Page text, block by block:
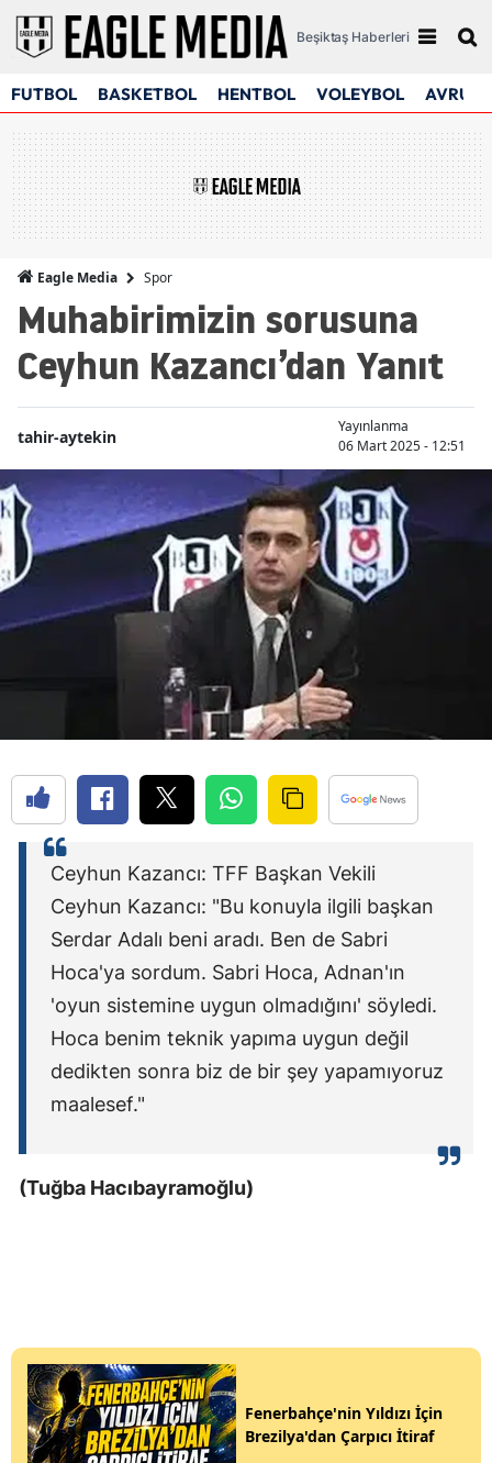
Beşiktaş Haberleri
FUTBOL BASKETBOL HENTBOL VOLEYBOL
Eagle Media Spor
Muhabirimizin sorusuna
Ceyhun Kazancı’dan Yanıt
tahir-aytekin
Yayınlanma
06 Mart 2025 - 12:51
Ceyhun Kazancı: TFF Başkan Vekili
Ceyhun Kazancı: "Bu konuyla ilgili başkan
Serdar Adalı beni aradı. Ben de Sabri
Hoca'ya sordum. Sabri Hoca, Adnan'ın
'oyun sistemine uygun olmadığını' söyledi.
Hoca benim teknik yapıma uygun değil
dedikten sonra biz de bir şey yapamıyoruz
maalesef."
(Tuğba Hacıbayramoğlu)
Fenerbahçe'nin Yıldızı İçin
Brezilya'dan Çarpıcı İtiraf